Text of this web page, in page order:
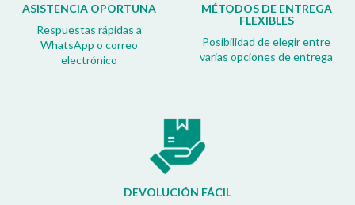
ASISTENCIA OPORTUNA
Respuestas rápidas a
WhatsApp o correo
electrónico
MÉTODOS DE ENTREGA
FLEXIBLES
Posibilidad de elegir entre
varias opciones de entrega
DEVOLUCIÓN FÁCIL